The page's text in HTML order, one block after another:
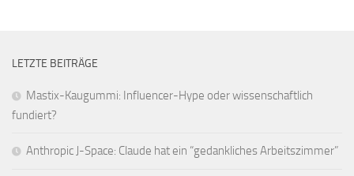
LETZTE BEITRÄGE
Mastix-Kaugummi: Influencer-Hype oder wissenschaftlich
fundiert?
Anthropic J-Space: Claude hat ein “gedankliches Arbeitszimmer”